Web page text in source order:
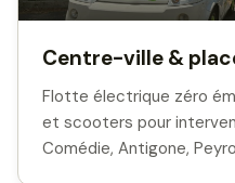
Centre-ville &
Flotte électrique zéro
et scooters pour
Comédie, Antigone,